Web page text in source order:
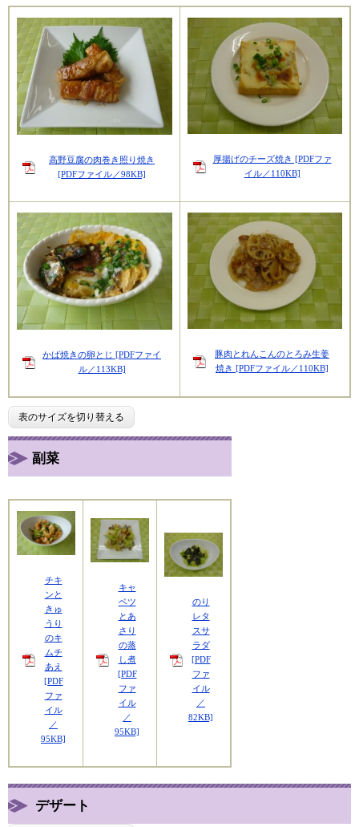
高野豆腐の肉巻き照り焼き
[PDFファイル／98KB]
厚揚げのチーズ焼き [PDFファ
イル／110KB]
かば焼きの卵とじ [PDFファイ
ル／113KB]
豚肉とれんこんのとろみ生姜
焼き [PDFファイル／110KB]
表のサイズを切り替える
副菜
チキ
ンと
きゅ
うり
のキ
ムチ
あえ
[PDF
ファ
イル
／
95KB]
キャ
ベツ
とあ
さり
の蒸
し煮
[PDF
ファ
イル
／
95KB]
のり
レタ
スサ
ラダ
[PDF
ファ
イル
／
82KB]
デザート